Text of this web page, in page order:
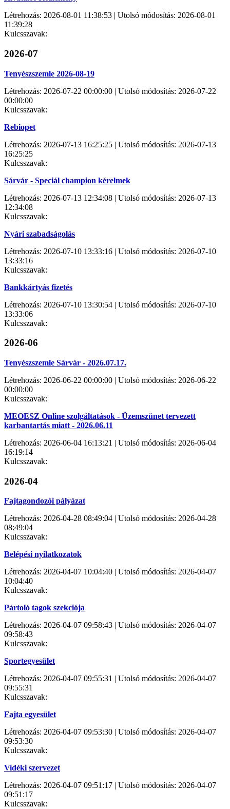
Létrehozás: 2026-08-01 11:38:53 | Utolsó módosítás: 2026-08-01
11:39:28
Kulcsszavak:
2026-07
Tenyészszemle 2026-08-19
Létrehozás: 2026-07-22 00:00:00 | Utolsó módosítás: 2026-07-22
00:00:00
Kulcsszavak:
Rebiopet
Létrehozás: 2026-07-13 16:25:25 | Utolsó módosítás: 2026-07-13
16:25:25
Kulcsszavak:
Sárvár - Speciál champion kérelmek
Létrehozás: 2026-07-13 12:34:08 | Utolsó módosítás: 2026-07-13
12:34:08
Kulcsszavak:
Nyári szabadságolás
Létrehozás: 2026-07-10 13:33:16 | Utolsó módosítás: 2026-07-10
13:33:16
Kulcsszavak:
Bankkártyás fizetés
Létrehozás: 2026-07-10 13:30:54 | Utolsó módosítás: 2026-07-10
13:33:06
Kulcsszavak:
2026-06
Tenyészszemle Sárvár - 2026.07.17.
Létrehozás: 2026-06-22 00:00:00 | Utolsó módosítás: 2026-06-22
00:00:00
Kulcsszavak:
MEOESZ Online szolgáltatások - Üzemszünet tervezett
karbantartás miatt - 2026.06.11
Létrehozás: 2026-06-04 16:13:21 | Utolsó módosítás: 2026-06-04
16:19:14
Kulcsszavak:
2026-04
Fajtagondozói pályázat
Létrehozás: 2026-04-28 08:49:04 | Utolsó módosítás: 2026-04-28
08:49:04
Kulcsszavak:
Belépési nyilatkozatok
Létrehozás: 2026-04-07 10:04:40 | Utolsó módosítás: 2026-04-07
10:04:40
Kulcsszavak:
Pártoló tagok szekciója
Létrehozás: 2026-04-07 09:58:43 | Utolsó módosítás: 2026-04-07
09:58:43
Kulcsszavak:
Sportegyesület
Létrehozás: 2026-04-07 09:55:31 | Utolsó módosítás: 2026-04-07
09:55:31
Kulcsszavak:
Fajta egyesület
Létrehozás: 2026-04-07 09:53:30 | Utolsó módosítás: 2026-04-07
09:53:30
Kulcsszavak:
Vidéki szervezet
Létrehozás: 2026-04-07 09:51:17 | Utolsó módosítás: 2026-04-07
09:51:17
Kulcsszavak: